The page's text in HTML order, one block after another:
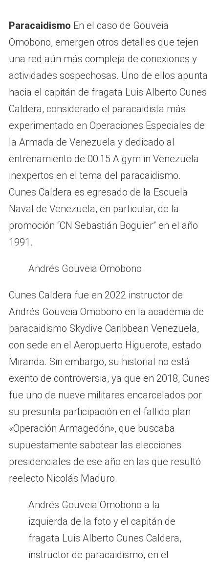
Paracaidismo En el caso de Gouveia
Omobono, emergen otros detalles que tejen
una red aún más compleja de conexiones y
actividades sospechosas. Uno de ellos apunta
hacia el capitán de fragata Luis Alberto Cunes
Caldera, considerado el paracaidista más
experimentado en Operaciones Especiales de
la Armada de Venezuela y dedicado al
entrenamiento de 00:15 A gym in Venezuela
inexpertos en el tema del paracaidismo.
Cunes Caldera es egresado de la Escuela
Naval de Venezuela, en particular, de la
promoción “CN Sebastián Boguier” en el año
1991.
Andrés Gouveia Omobono
Cunes Caldera fue en 2022 instructor de
Andrés Gouveia Omobono en la academia de
paracaidismo Skydive Caribbean Venezuela,
con sede en el Aeropuerto Higuerote, estado
Miranda. Sin embargo, su historial no está
exento de controversia, ya que en 2018, Cunes
fue uno de nueve militares encarcelados por
su presunta participación en el fallido plan
«Operación Armagedón», que buscaba
supuestamente sabotear las elecciones
presidenciales de ese año en las que resultó
reelecto Nicolás Maduro.
Andrés Gouveia Omobono a la
izquierda de la foto y el capitán de
fragata Luis Alberto Cunes Caldera,
instructor de paracaidismo, en el